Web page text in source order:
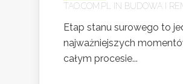
TAO.COM.PL
IN BUDOWA I
Etap stanu surowego to
najważniejszych
całym procesie...